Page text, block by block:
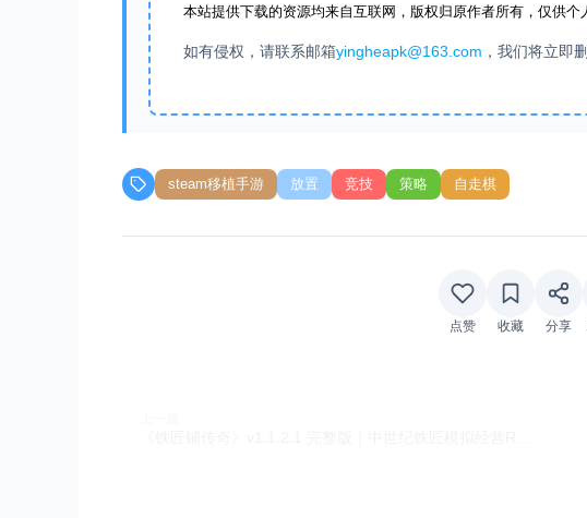
本站提供下载的资源均来自互联网，版权归原作者所有，仅供个
如有侵权，请联系邮箱yingheapk@163.com ，我们将立即删
steam移植手游 放置 竞技 策略 自走棋
点赞 收藏 分享